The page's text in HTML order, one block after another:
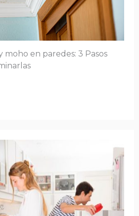
moho en paredes: 3 Pasos